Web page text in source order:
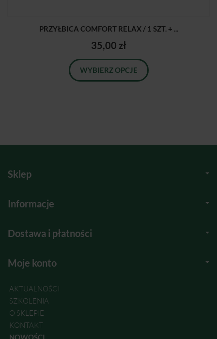
PRZYŁBICA COMFORT RELAX / 1 SZT. + ...
35,00 zł
WYBIERZ OPCJE
Sklep
Informacje
Dostawa i płatności
Moje konto
AKTUALNOŚCI
SZKOLENIA
O SKLEPIE
KONTAKT
NOWOŚCI